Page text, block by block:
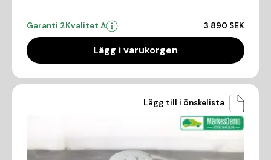
Garanti 2Kvalitet A 3 890 SEK
Lägg i varukorgen
Lägg till i önskelista